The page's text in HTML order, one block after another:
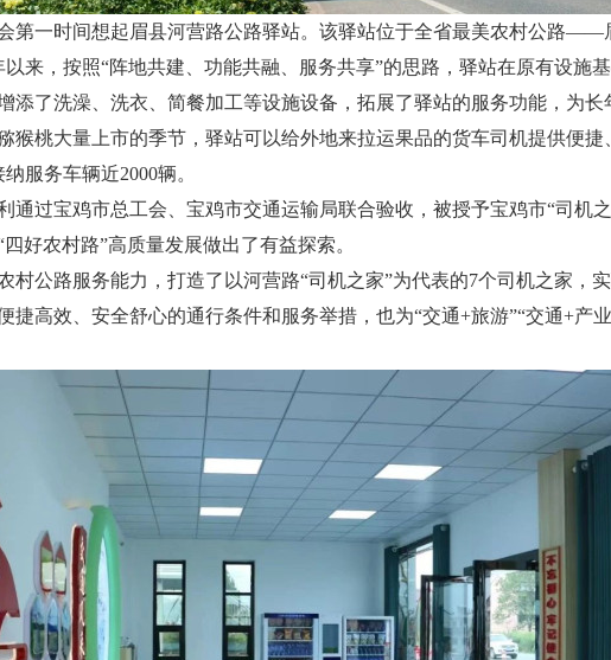
第一时间想起眉县河营路公路驿站。该驿站位于全省最美农村公路——
来，按照“阵地共建、功能共融、服务共享”的思路，驿站在原有设施
添了洗澡、洗衣、简餐加工等设施设备，拓展了驿站的服务功能，为长
猴桃大量上市的季节，驿站可以给外地来拉运果品的货车司机提供便捷
服务车辆近2000辆。
通过宝鸡市总工会、宝鸡市交通运输局联合验收，被授予宝鸡市“司机
好农村路”高质量发展做出了有益探索。
村公路服务能力，打造了以河营路“司机之家”为代表的7个司机之家，
捷高效、安全舒心的通行条件和服务举措，也为“交通+旅游”“交通+产